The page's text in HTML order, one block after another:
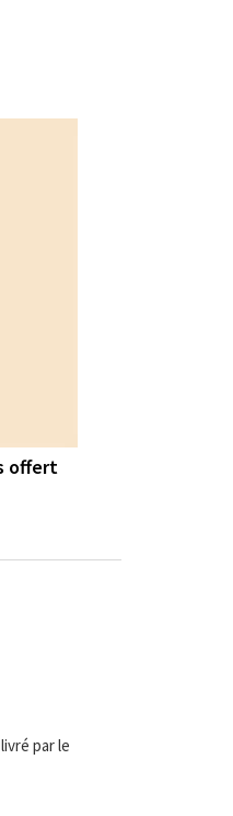
offert
par le